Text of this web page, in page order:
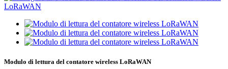
Modulo di lettura del contatore wireless LoRaWAN